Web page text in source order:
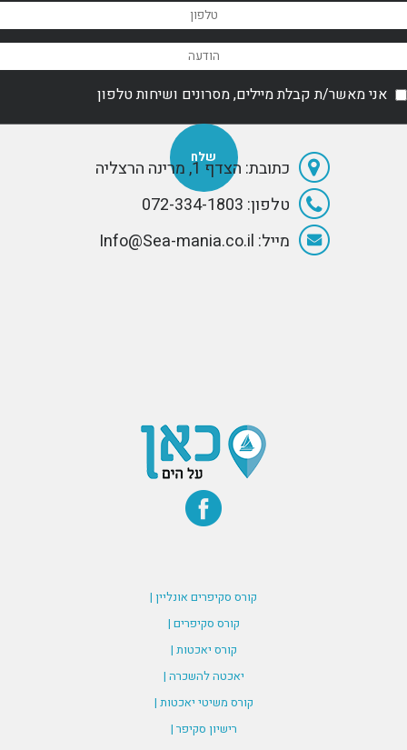
אני מאשר/ת קבלת מיילים, מסרונים ושיחות טלפון
כתובת: הצדף 1, מרינה הרצליה
טלפון: 072-334-1803
מייל: Info@Sea-mania.co.il
קורס סקיפרים אונליין |
קורס סקיפרים |
קורס יאכטות |
יאכטה להשכרה |
קורס משיטי יאכטות |
רישיון סקיפר |